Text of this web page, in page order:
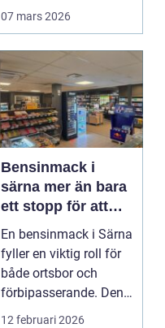
äga. I ...
07 mars 2026
Bensinmack i
särna mer än bara
ett stopp för att
tanka
En bensinmack i Särna
fyller en viktig roll för
både ortsbor och
förbipasserande. Den
fungerar som e...
12 februari 2026